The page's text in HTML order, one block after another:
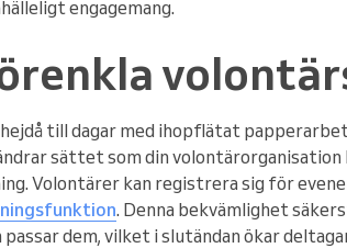
engagemang.
hejdå till dagar med ihopflätat
sättet som din
Volontärer kan registrera sig för
. Denna bekvämlighet
passar dem, vilket i slutändan ökar